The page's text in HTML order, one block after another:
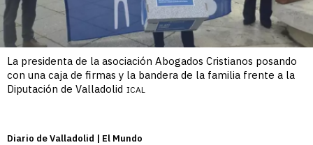
La presidenta de la asociación Abogados Cristianos posando
con una caja de firmas y la bandera de la familia frente a la
Diputación de Valladolid ICAL
Diario de Valladolid | El Mundo